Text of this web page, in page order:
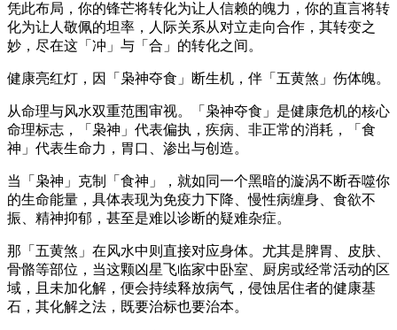
凭此布局，你的锋芒将转化为让人信赖的魄力，你的直言将转
化为让人敬佩的坦率，人际关系从对立走向合作，其转变之
妙，尽在这「冲」与「合」的转化之间。
健康亮红灯，因「枭神夺食」断生机，伴「五黄煞」伤体魄。
从命理与风水双重范围审视。「枭神夺食」是健康危机的核心
命理标志，「枭神」代表偏执，疾病、非正常的消耗，「食
神」代表生命力，胃口、渗出与创造。
当「枭神」克制「食神」，就如同一个黑暗的漩涡不断吞噬你
的生命能量，具体表现为免疫力下降、慢性病缠身、食欲不
振、精神抑郁，甚至是难以诊断的疑难杂症。
那「五黄煞」在风水中则直接对应身体。尤其是脾胃、皮肤、
骨骼等部位，当这颗凶星飞临家中卧室、厨房或经常活动的区
域，且未加化解，便会持续释放病气，侵蚀居住者的健康基
石，其化解之法，既要治标也要治本。